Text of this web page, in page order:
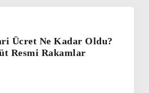
Ücret Ne Kadar Oldu?
Resmi Rakamlar